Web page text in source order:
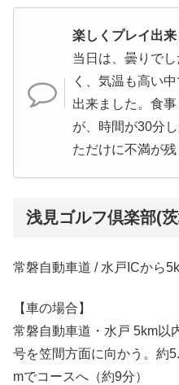
楽しくプレイ出来
当日は、曇りで
く、気温も高い
出来ました。食
が、時間が30分
ただけに不満が残
浅見ゴルフ倶楽部(
常磐自動車道 / 水戸ICから
【車の場合】
常磐自動車道・水戸 5km以
号を笠間方面に向かう。約
mでコースへ（約9分）